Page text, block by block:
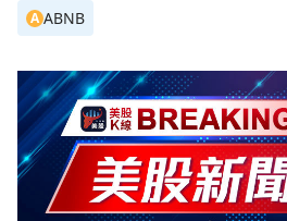
A ABNB